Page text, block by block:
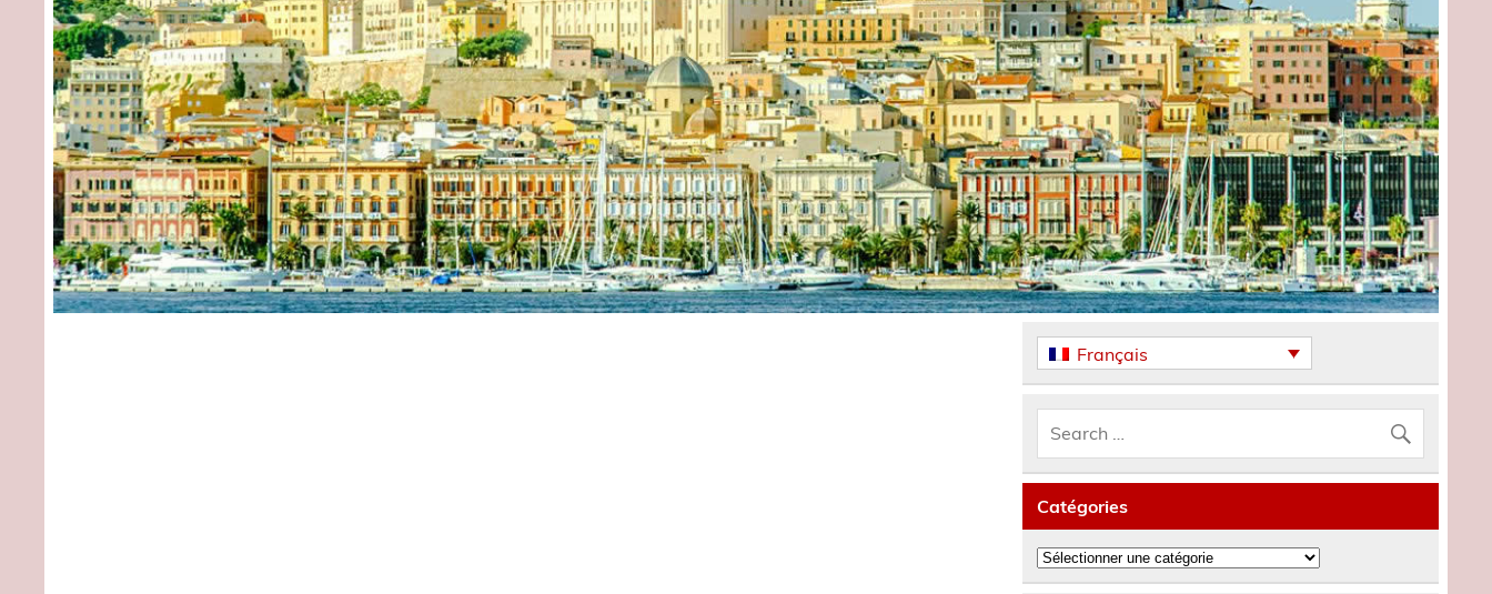
Français
Catégories
Catégories